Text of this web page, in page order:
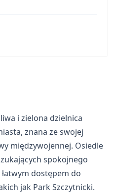
i zielona dzielnica
znana ze swojej
międzywojennej. Osiedle
spokojnego
dostępem do
jak Park Szczytnicki.